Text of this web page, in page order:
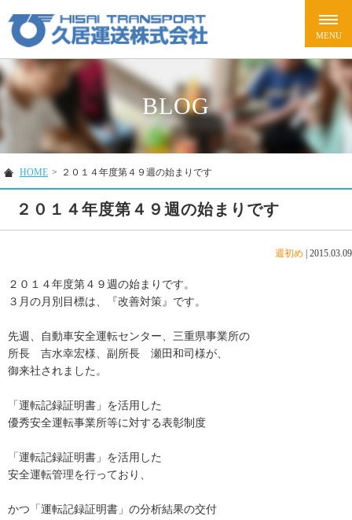
BLOG
HOME > ２０１４年度第４９週の始まりです
２０１４年度第４９週の始まりです
週初め 2015.03.09
２０１４年度第４９週の始まりです。
３月の月別目標は、『改善対策』です。
先週、自動車安全運転センター、三重県事業所の
所長 吉水幸宏様、副所長 瀬田和司様が、
御来社されました。
「運転記録証明書」を活用した
優秀安全運転事業所等に対する表彰制度
「運転記録証明書」を活用した
安全運転管理を行っており、
かつ「運転記録証明書」の分析結果の交付